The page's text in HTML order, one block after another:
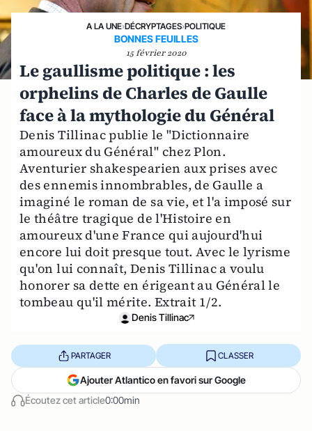
A LA UNE›DÉCRYPTAGES›POLITIQUE
BONNES FEUILLES
15 février 2020
Le gaullisme politique : les
orphelins de Charles de Gaulle
face à la mythologie du Général
Denis Tillinac publie le "Dictionnaire
amoureux du Général" chez Plon.
Aventurier shakespearien aux prises avec
des ennemis innombrables, de Gaulle a
imaginé le roman de sa vie, et l'a imposé sur
le théâtre tragique de l'Histoire en
amoureux d'une France qui aujourd'hui
encore lui doit presque tout. Avec le lyrisme
qu'on lui connaît, Denis Tillinac a voulu
honorer sa dette en érigeant au Général le
tombeau qu'il mérite. Extrait 1/2.
Denis Tillinac
Écoutez cet article0:00min
PARTAGER CLASSER
Ajouter Atlantico en favori sur Google